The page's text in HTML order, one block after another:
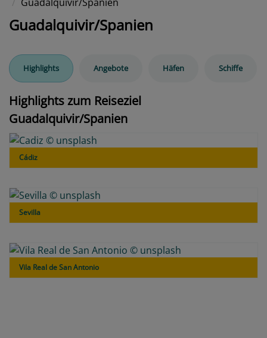
Guadalquivir/Spanien
Highlights Angebote Häfen Schiffe
Highlights zum Reiseziel
Guadalquivir/Spanien
Cádiz
Sevilla
Vila Real de San Antonio